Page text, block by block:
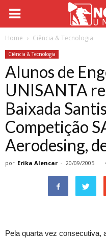
Home Ciência & Tecnologia
Ciência & Tecnologia
Alunos de
UNISANTA
Baixada
Competição
Aerodesing,
por Erika Alencar - 20/09/2005
Pela quarta vez consecutiva,